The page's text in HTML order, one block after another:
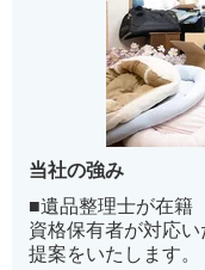
当社の強み
■遺品整理士が在籍
資格保有者が対応
提案をいたします。